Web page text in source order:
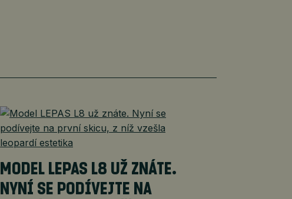
MODEL LEPAS L8 UŽ ZNÁTE.
NYNÍ SE PODÍVEJTE NA